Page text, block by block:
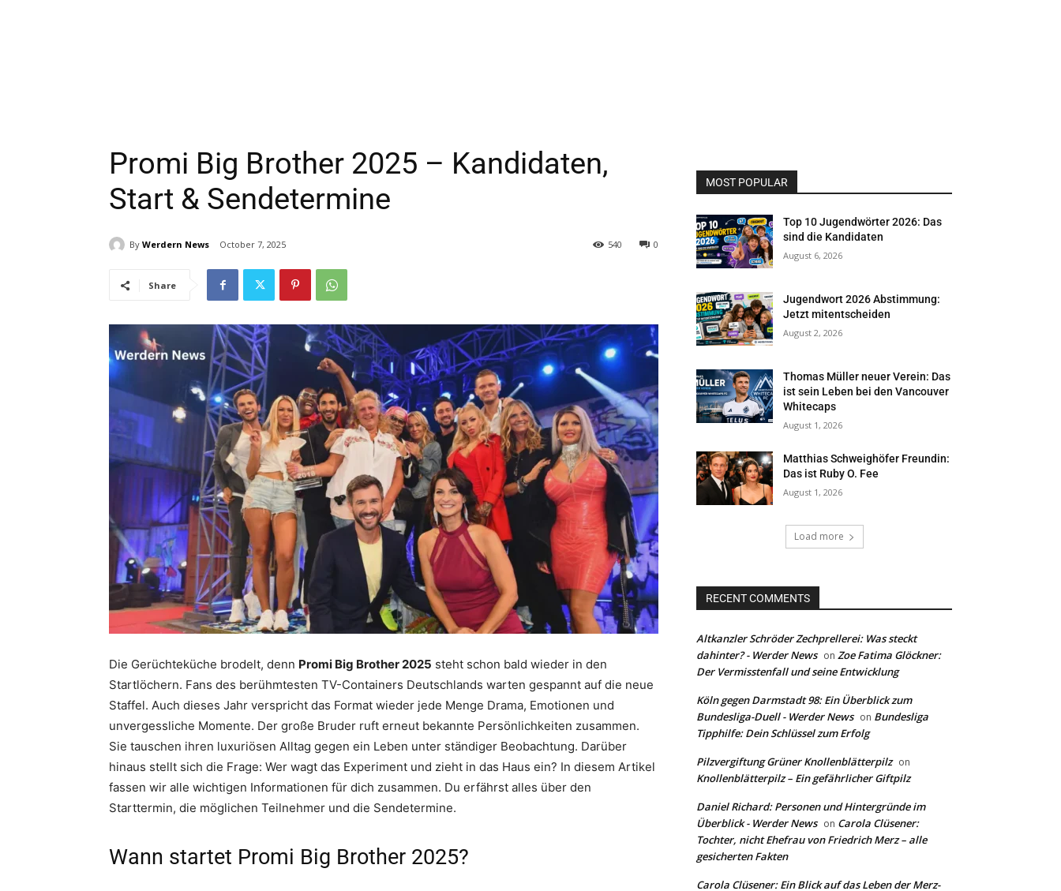
Promi Big Brother 2025 – Kandidaten,
Start & Sendetermine
By Werdern News October 7, 2025 0
540
Share
Die Gerüchteküche brodelt, denn Promi Big Brother 2025 steht schon bald wieder in den
Startlöchern. Fans des berühmtesten TV-Containers Deutschlands warten gespannt auf die neue
Staffel. Auch dieses Jahr verspricht das Format wieder jede Menge Drama, Emotionen und
unvergessliche Momente. Der große Bruder ruft erneut bekannte Persönlichkeiten zusammen.
Sie tauschen ihren luxuriösen Alltag gegen ein Leben unter ständiger Beobachtung. Darüber
hinaus stellt sich die Frage: Wer wagt das Experiment und zieht in das Haus ein? In diesem Artikel
fassen wir alle wichtigen Informationen für dich zusammen. Du erfährst alles über den
Starttermin, die möglichen Teilnehmer und die Sendetermine.
Wann startet Promi Big Brother 2025?
MOST POPULAR
Top 10 Jugendwörter 2026: Das
sind die Kandidaten
August 6, 2026
Jugendwort 2026 Abstimmung:
Jetzt mitentscheiden
August 2, 2026
Thomas Müller neuer Verein: Das
ist sein Leben bei den Vancouver
Whitecaps
August 1, 2026
Matthias Schweighöfer Freundin:
Das ist Ruby O. Fee
August 1, 2026
Load more
RECENT COMMENTS
Altkanzler Schröder Zechprellerei: Was steckt
dahinter? - Werder News on Zoe Fatima Glöckner:
Der Vermisstenfall und seine Entwicklung
Köln gegen Darmstadt 98: Ein Überblick zum
Bundesliga-Duell - Werder News on Bundesliga
Tipphilfe: Dein Schlüssel zum Erfolg
Pilzvergiftung Grüner Knollenblätterpilz on
Knollenblätterpilz – Ein gefährlicher Giftpilz
Daniel Richard: Personen und Hintergründe im
Überblick - Werder News on Carola Clüsener:
Tochter, nicht Ehefrau von Friedrich Merz – alle
gesicherten Fakten
Carola Clüsener: Ein Blick auf das Leben der Merz-